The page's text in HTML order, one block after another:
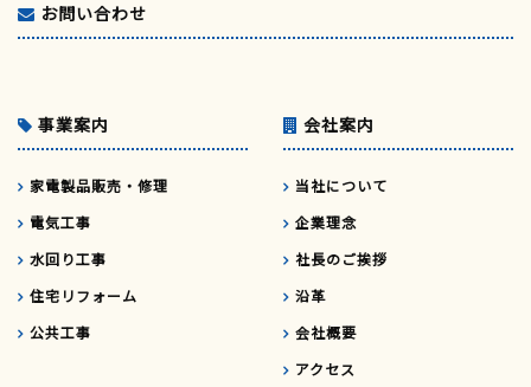
お問い合わせ
事業案内
家電製品販売・修理
電気工事
水回り工事
住宅リフォーム
公共工事
会社案内
当社について
企業理念
社長のご挨拶
沿革
会社概要
アクセス